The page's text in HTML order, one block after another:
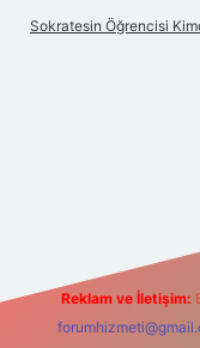
Sokratesin Öğrencisi
Reklam ve İletişim: